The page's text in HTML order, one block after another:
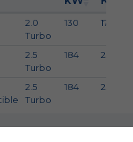
2.0
Turbo
130 177
2.5
Turbo
184 250
2.5
Turbo
184 250